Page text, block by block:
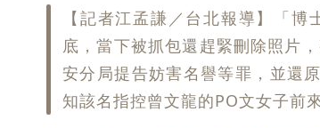
【記者江孟謙／台北報導】「
底，當下被抓包還趕緊刪除照片
安分局提告妨害名譽等罪，並還
知該名指控曾文龍的PO文女子前來